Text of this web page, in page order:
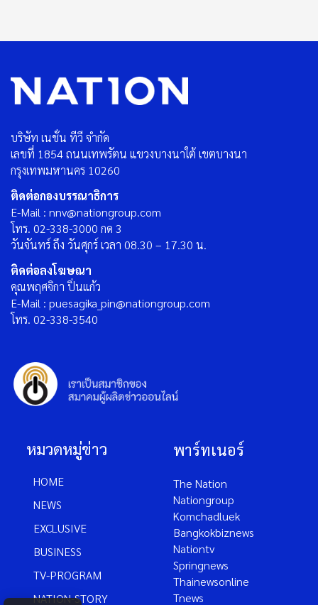
บริษัท เนชั่น ทีวี จำกัด
เลขที่ 1854 ถนนเทพรัตน แขวงบางนาใต้ เขตบางนา
กรุงเทพมหานคร 10260
ติดต่อกองบรรณาธิการ
E-Mail : nnv@nationgroup.com
โทร. 02-338-3000 กด 3
วันจันทร์ ถึง วันศุกร์ เวลา 08.30 – 17.30 น.
ติดต่อลงโฆษณา
คุณพฤศจิกา ปิ่นแก้ว
E-Mail : puesagika_pin@nationgroup.com
โทร. 02-338-3540
หมวดหมู่ข่าว
HOME
NEWS
EXCLUSIVE
BUSINESS
TV-PROGRAM
NATION-STORY
พาร์ทเนอร์
The Nation
Nationgroup
Komchadluek
Bangkokbiznews
Nationtv
Springnews
Thainewsonline
Tnews